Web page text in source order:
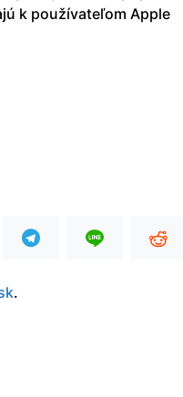
k používateľom Apple
.